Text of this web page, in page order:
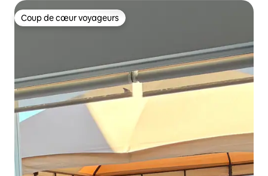
Coup de cœur voyageurs
Coup de cœur voyageurs